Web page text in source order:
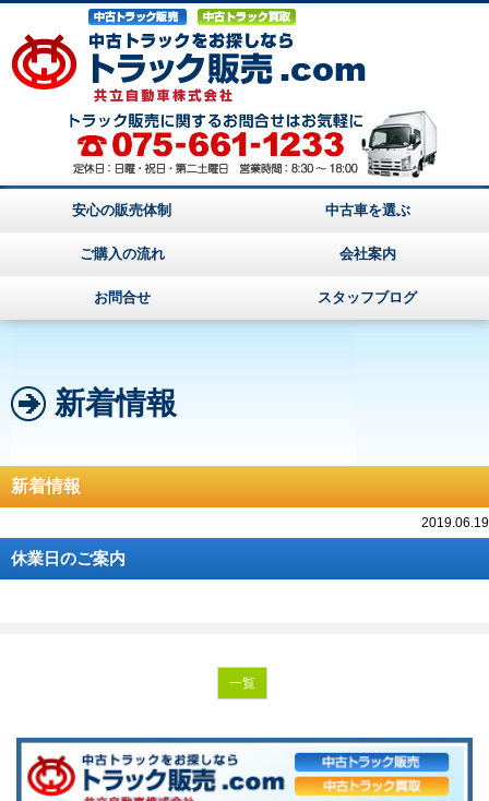
安心の販売体制 中古車を選ぶ
ご購入の流れ 会社案内
お問合せ スタッフブログ
新着情報
新着情報
2019.06.19
休業日のご案内
一覧